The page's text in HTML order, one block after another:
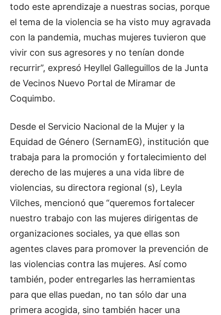
todo este aprendizaje a nuestras socias, porque
el tema de la violencia se ha visto muy agravada
con la pandemia, muchas mujeres tuvieron que
vivir con sus agresores y no tenían donde
recurrir”, expresó Heyllel Galleguillos de la Junta
de Vecinos Nuevo Portal de Miramar de
Coquimbo.
Desde el Servicio Nacional de la Mujer y la
Equidad de Género (SernamEG), institución que
trabaja para la promoción y fortalecimiento del
derecho de las mujeres a una vida libre de
violencias, su directora regional (s), Leyla
Vilches, mencionó que “queremos fortalecer
nuestro trabajo con las mujeres dirigentas de
organizaciones sociales, ya que ellas son
agentes claves para promover la prevención de
las violencias contra las mujeres. Así como
también, poder entregarles las herramientas
para que ellas puedan, no tan sólo dar una
primera acogida, sino también hacer una